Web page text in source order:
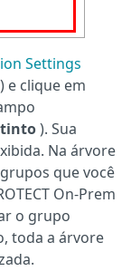
Settings
) e clique em
). Sua
Na árvore
que você
On-Prem
o grupo
toda a árvore